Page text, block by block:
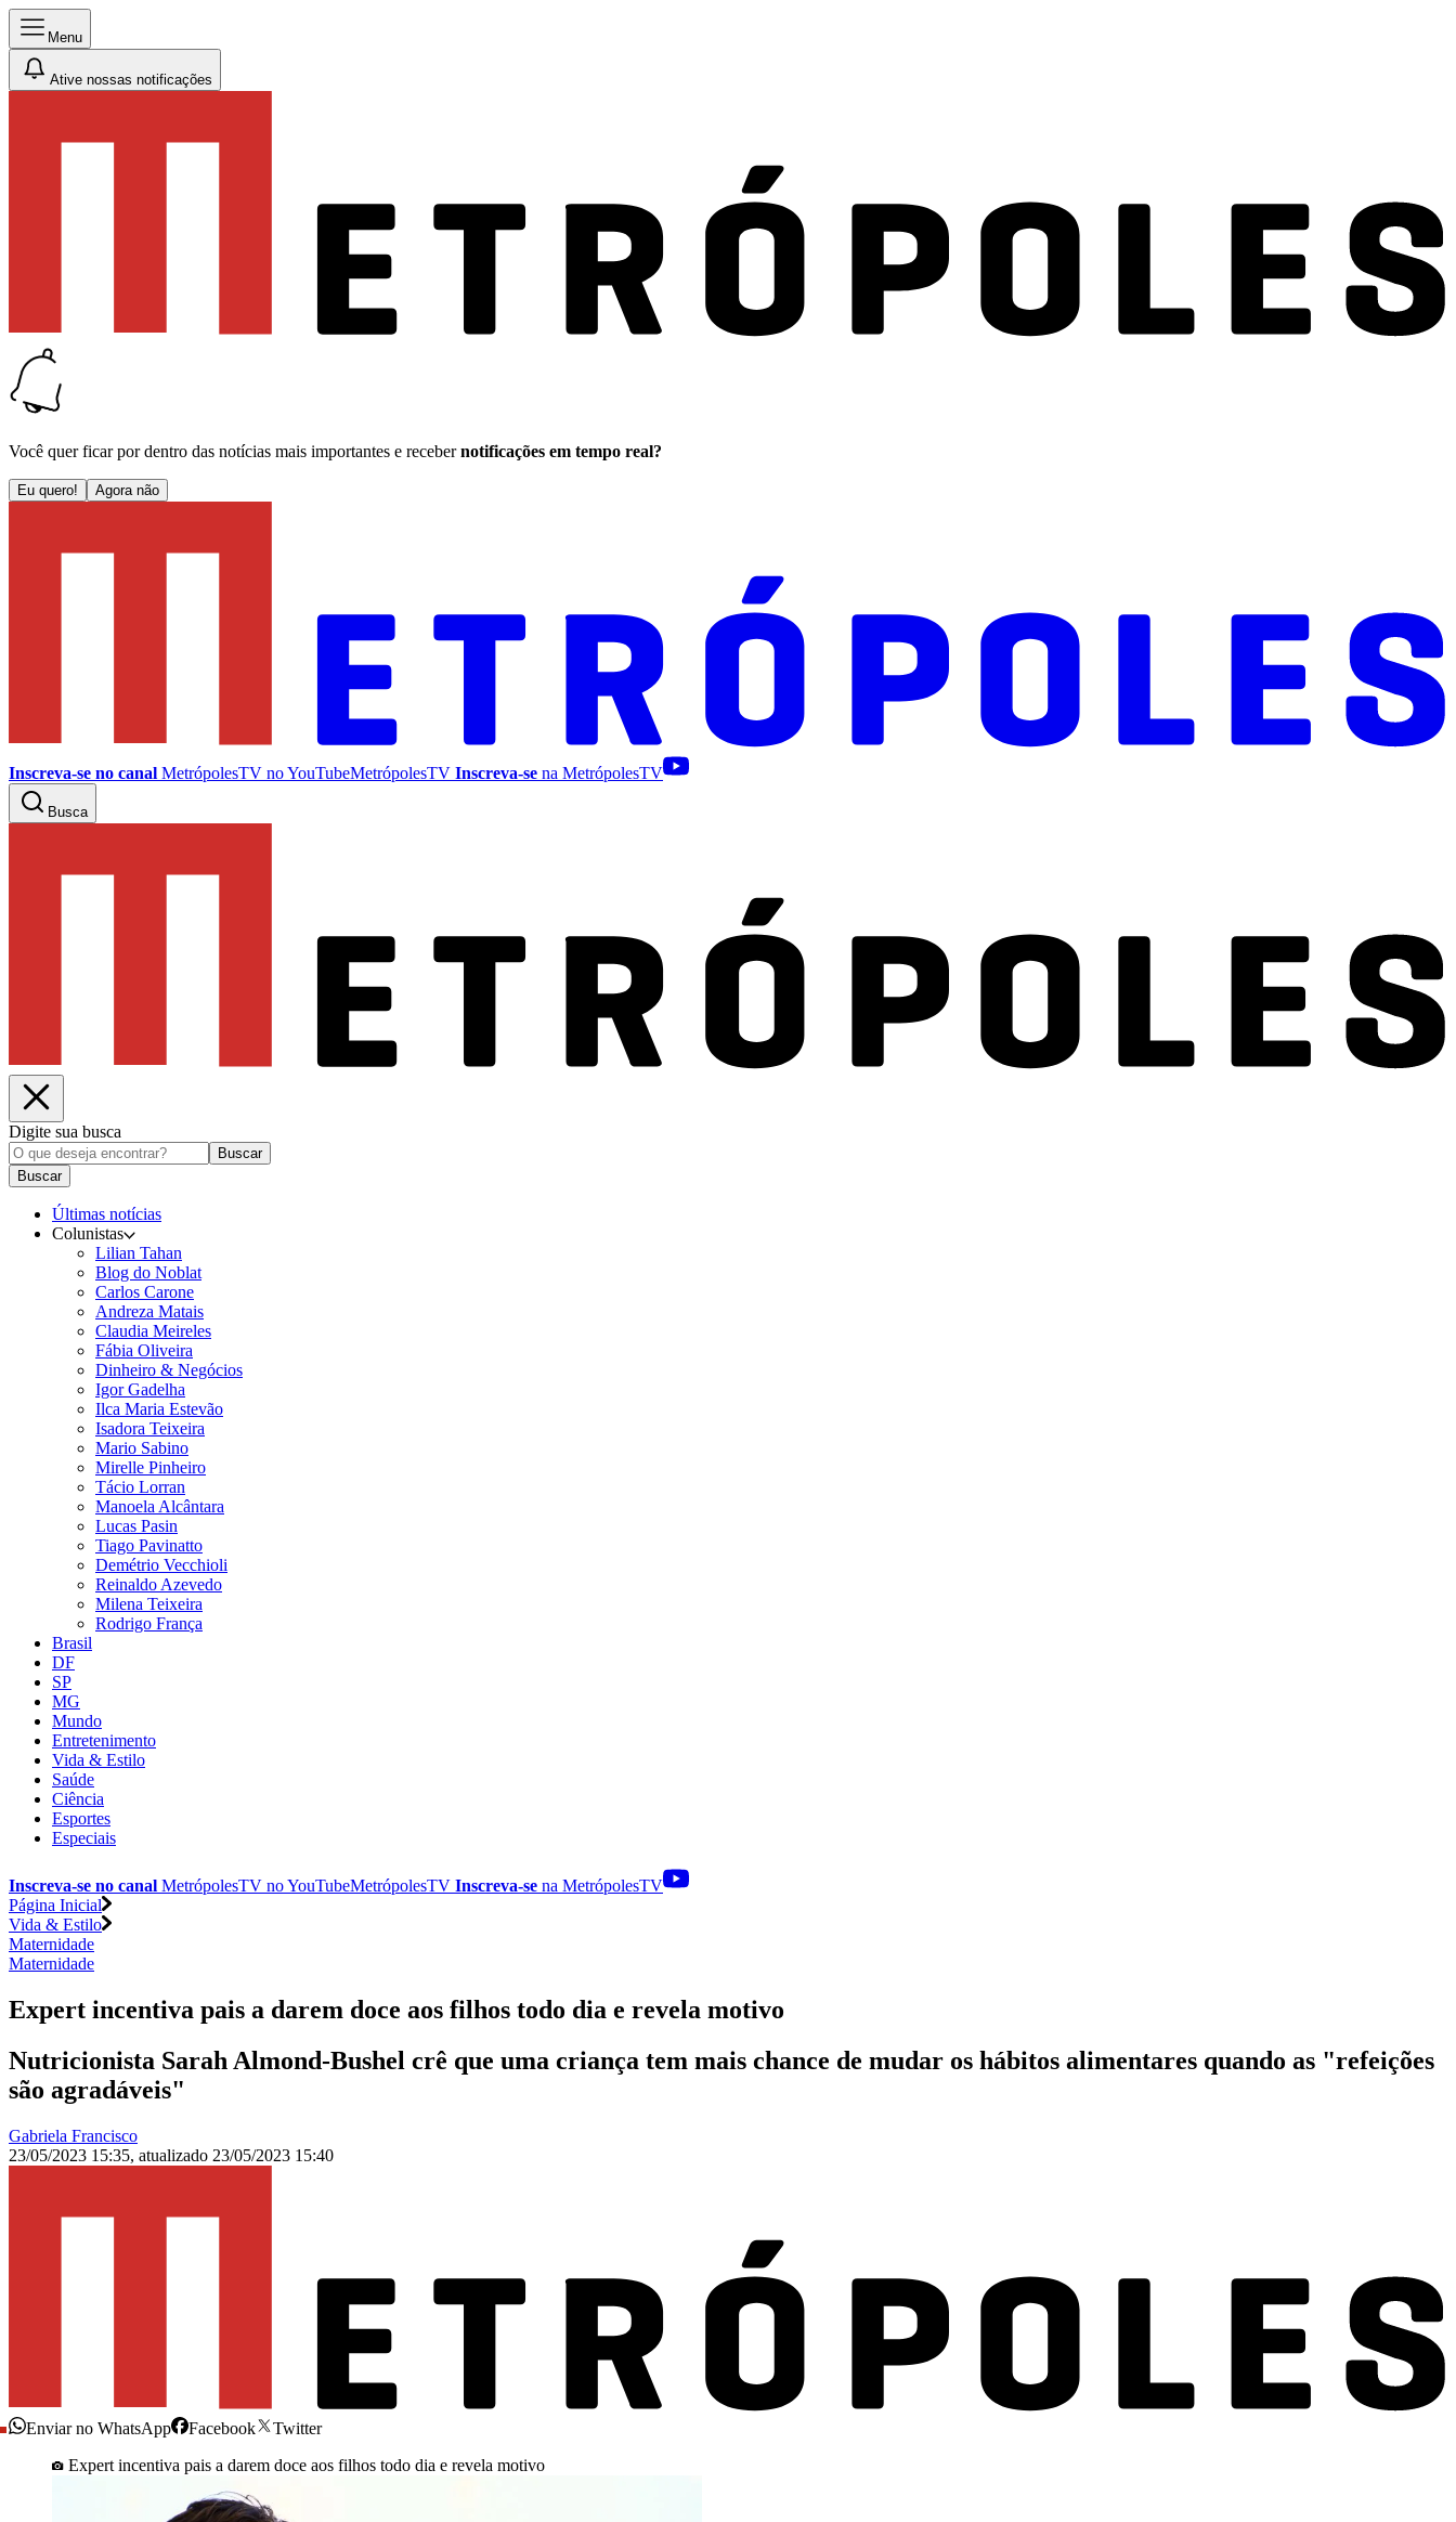
Menu
Ative nossas notificações
Você quer ficar por dentro das notícias mais importantes e receber notificações em tempo real?
Eu quero! Agora não
Inscreva-se no canal MetrópolesTV noYouTubeMetrópolesTV Inscreva-se na MetrópolesTV
Busca
Digite sua busca
Buscar
Buscar
Últimas notícias
Colunistas
Lilian Tahan
Blog do Noblat
Carlos Carone
Andreza Matais
Claudia Meireles
Fábia Oliveira
Dinheiro & Negócios
Igor Gadelha
Ilca Maria Estevão
Isadora Teixeira
Mario Sabino
Mirelle Pinheiro
Tácio Lorran
Manoela Alcântara
Lucas Pasin
Tiago Pavinatto
Demétrio Vecchioli
Reinaldo Azevedo
Milena Teixeira
Rodrigo França
Brasil
DF
SP
MG
Mundo
Entretenimento
Vida & Estilo
Saúde
Ciência
Esportes
Especiais
Inscreva-se no canal MetrópolesTV noYouTubeMetrópolesTV Inscreva-se na MetrópolesTV
Página Inicial
Vida & Estilo
Maternidade
Maternidade
Expert incentiva pais a darem doce aos filhos todo dia e revela motivo
Nutricionista Sarah Almond-Bushel crê que uma criança tem mais chance de mudar os hábitos alimentares quando as "refeições
são agradáveis"
Gabriela Francisco
23/05/2023 15:35, atualizado 23/05/2023 15:40
Enviar no WhatsApp Facebook
Twitter
Expert incentiva pais a darem doce aos filhos todo dia e revela motivo